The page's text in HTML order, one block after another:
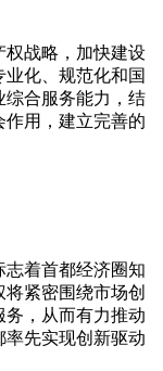
权战略，加快建设
化、规范化和国
综合服务能力，结
用，建立完善的
着首都经济圈知
紧密围绕市场创
务，从而有力推动
先实现创新驱动